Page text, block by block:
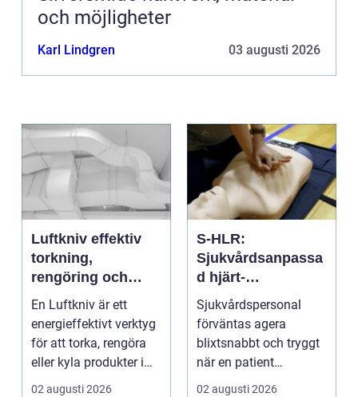
och möjligheter
Karl Lindgren 03 augusti 2026
Luftkniv effektiv
torkning,
rengöring och
kylning i modern
industri
En Luftkniv är ett
energieffektivt verktyg
för att torka, rengöra
eller kyla produkter i
rörelse. Te...
02 augusti 2026
S-HLR:
Sjukvårdsanpassa
d hjärt-
lungräddning som
räddar liv
Sjukvårdspersonal
förväntas agera
blixtsnabbt och tryggt
när en patient
drabbas...
02 augusti 2026